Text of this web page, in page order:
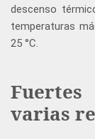
descenso
temperaturas
25 °C.
varias